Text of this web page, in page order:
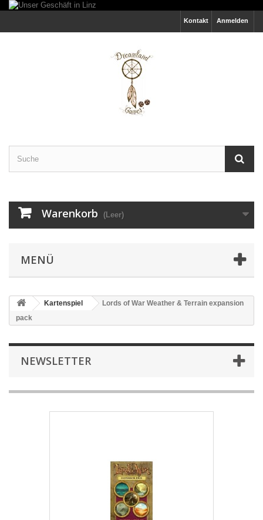
Anmelden
Kontakt
Warenkorb (Leer)
MENÜ
Kartenspiel
Lords of War Weather & Terrain expansion
pack
NEWSLETTER